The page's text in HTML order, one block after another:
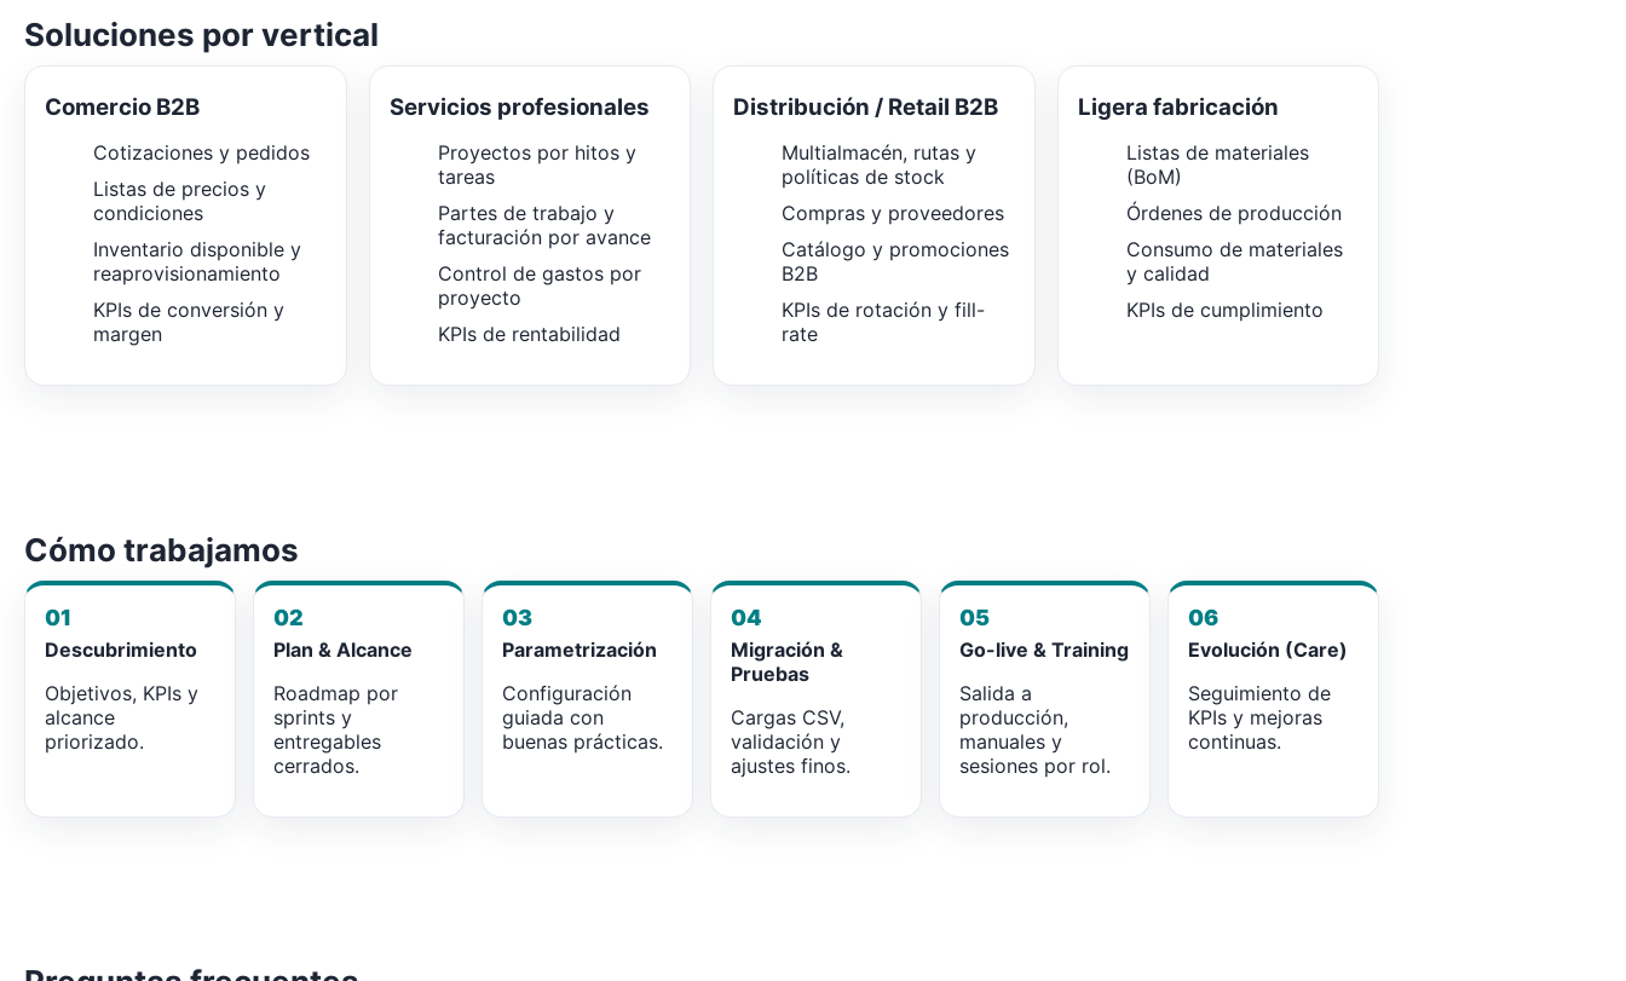
Soluciones por vertical
Comercio B2B
Cotizaciones y pedidos
Listas de precios y
condiciones
Inventario disponible y
reaprovisionamiento
KPIs de conversión y
margen
Servicios profesionales
Proyectos por hitos y
tareas
Partes de trabajo y
facturación por avance
Control de gastos por
proyecto
KPIs de rentabilidad
Distribución / Retail B2B
Multialmacén, rutas y
políticas de stock
Compras y proveedores
Catálogo y promociones
B2B
KPIs de rotación y fill-
rate
Ligera fabricación
Listas de materiales
(BoM)
Órdenes de producción
Consumo de materiales
y calidad
KPIs de cumplimiento
Cómo trabajamos
01
Descubrimiento
Objetivos, KPIs y
alcance
priorizado.
02
Plan & Alcance
Roadmap por
sprints y
entregables
cerrados.
03
Parametrización
Configuración
guiada con
buenas prácticas.
04
Migración &
Pruebas
Cargas CSV,
validación y
ajustes finos.
05
Go-live & Training
Salida a
producción,
manuales y
sesiones por rol.
06
Evolución (Care)
Seguimiento de
KPIs y mejoras
continuas.